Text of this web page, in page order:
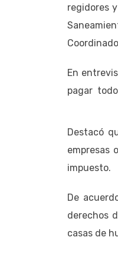
regidores
En
pagar
Destacó
empresas
impuesto.
De
derechos
casas de